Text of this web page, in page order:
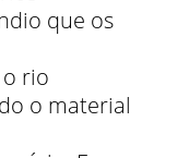
que os
rio
o material